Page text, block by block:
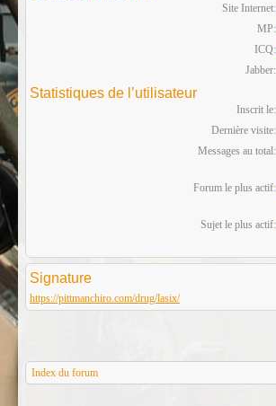
Site Internet:
MP:
ICQ:
Jabber:
Statistiques de l’utilisateur
Inscrit le:
Dernière visite:
Messages au total:
Forum le plus actif:
Sujet le plus actif:
Signature
https://pittmanchiro.com/drug/lasix/
Index du forum